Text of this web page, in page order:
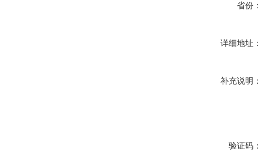
省份：
详细地址：
补充说明：
验证码：